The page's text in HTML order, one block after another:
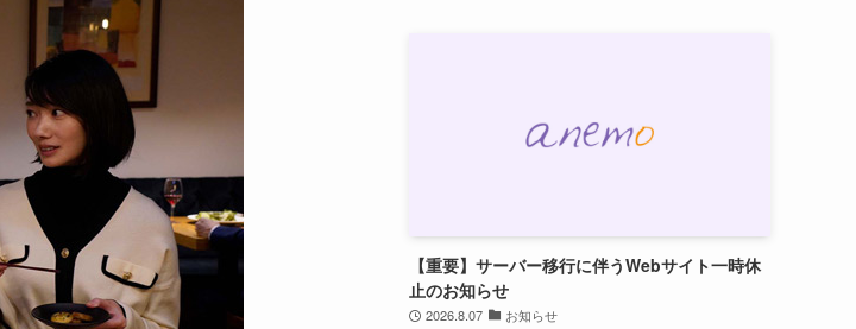
【重要】サーバー移行に伴うWebサイト一時休
止のお知らせ
2026.8.07 お知らせ